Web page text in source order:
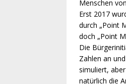
Menschen
Erst 2017
durch „Point
doch „Point
Die
Zahlen an
simuliert,
natürlich die